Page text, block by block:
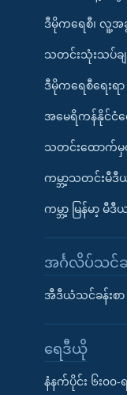
ဒီမိုကရေစီ၊ လူ့အ
သတင်းသုံးသပ်ခ
ဒီမိုကရေစီရေးရာ
အမေရိကန်နိုင်ငံရ
သတင်းထောက်
ကမ္ဘာ့သတင်းမီ
ကမ္ဘာ့ မြန်မာ့ မီ
အင်္ဂလိပ်သင်ခန်
အီဒီယံသင်ခန်းစာ
ရေဒီယို
နံနက်ပိုင်း ၆း၀၀-